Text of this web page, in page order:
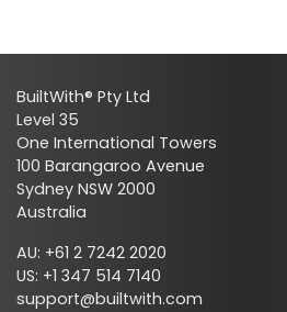
BuiltWith® Pty Ltd
Level 35
One International Towers
100 Barangaroo Avenue
Sydney NSW 2000
Australia
AU: +61 2 7242 2020
US: +1 347 514 7140
support@builtwith.com